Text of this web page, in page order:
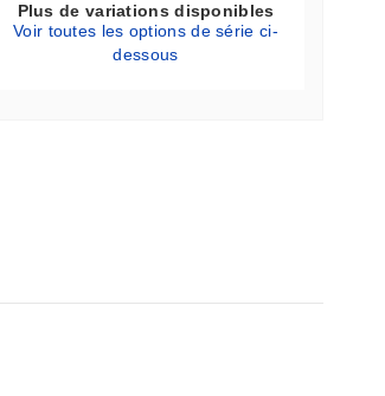
Plus de variations disponibles
Voir toutes les options de série ci-
dessous